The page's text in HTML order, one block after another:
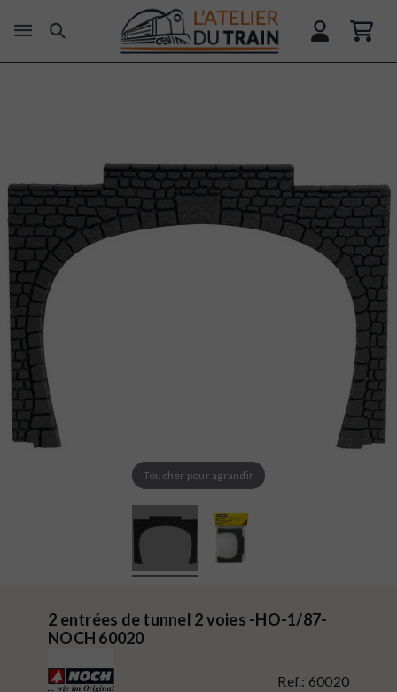
Toucher pour agrandir
2 entrées de tunnel 2 voies -HO-1/87-
NOCH 60020
Ref.: 60020